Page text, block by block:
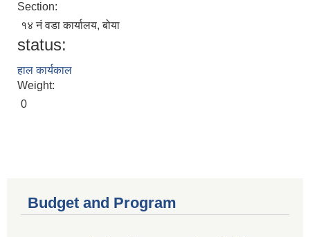
Section:
१४ नं वडा कार्यालय, बोया
status:
हाल कार्यकाल
Weight:
0
Budget and Program